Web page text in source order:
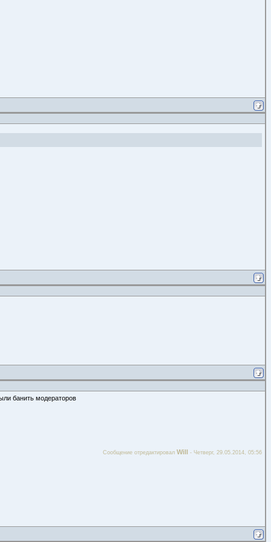
банить модераторов
Сообщение отредактировал Will - Четверг, 29.05.2014, 05:56